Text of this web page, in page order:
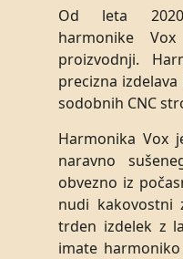
Od leta
harmonike
proizvodnji.
precizna
sodobnih CNC
Harmonika Vox
naravno
obvezno iz
nudi kakovostni
trden izdelek z
imate